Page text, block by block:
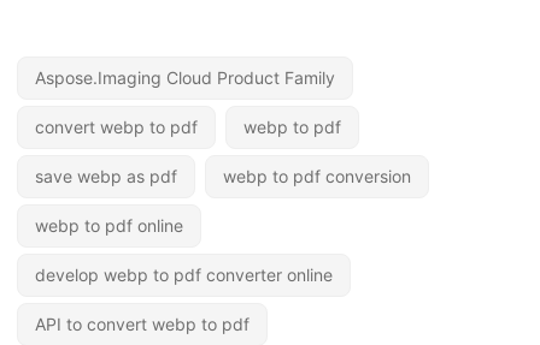
Aspose.Imaging Cloud Product Family
convert webp to pdf webp to pdf
save webp as pdf webp to pdf conversion
webp to pdf online
develop webp to pdf converter online
API to convert webp to pdf